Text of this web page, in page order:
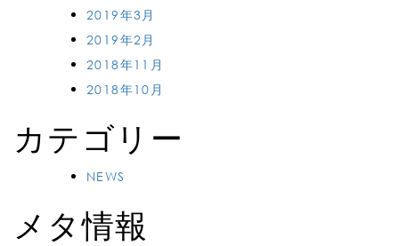
2019年3月
2019年2月
2018年11月
2018年10月
カテゴリー
NEWS
メタ情報